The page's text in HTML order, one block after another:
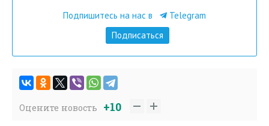
Подпишитесь на нас в
Telegram
Подписаться
Оцените новость +10